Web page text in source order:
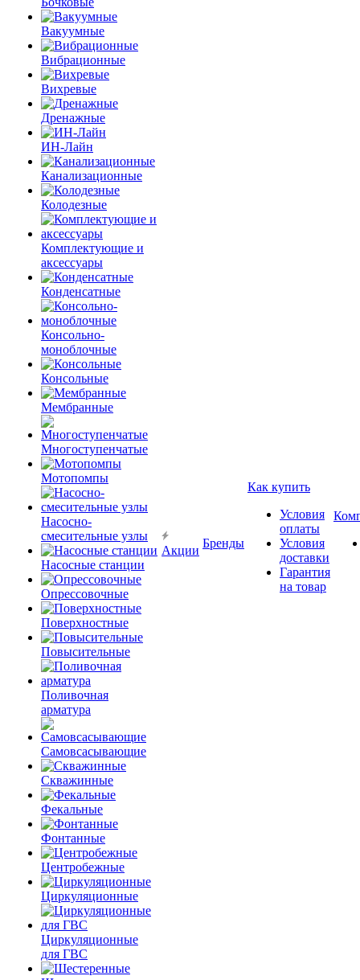
Вакуумные
Вибрационные
Вихревые
Дренажные
ИН-Лайн
Канализационные
Колодезные
Комплектующие и
аксессуары
Конденсатные
Консольно-
моноблочные
Консольные
Мембранные
Многоступенчатые
Мотопомпы
Насосно-
смесительные узлы
Насосные станции
Опрессовочные
Поверхностные
Повысительные
Поливочная
арматура
Самовсасывающие
Скважинные
Фекальные
Фонтанные
Центробежные
Циркуляционные
Циркуляционные
для ГВС
Акции
Бренды
Как купить
Условия
оплаты
Условия
доставки
Гарантия
на товар